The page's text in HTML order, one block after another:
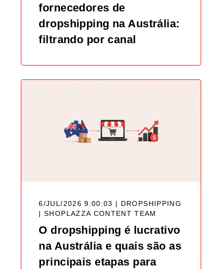
fornecedores de
dropshipping na Austrália:
filtrando por canal
6/JUL/2026 9:00:03 | DROPSHIPPING
|SHOPLAZZA CONTENT TEAM
O dropshipping é lucrativo
na Austrália e quais são as
principais etapas para